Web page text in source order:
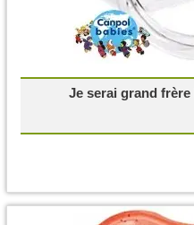
Je serai grand